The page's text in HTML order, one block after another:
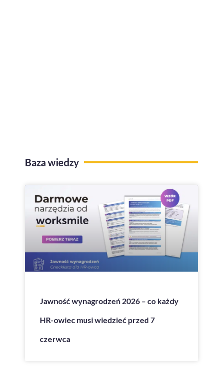
Baza wiedzy
Jawność wynagrodzeń 2026 – co każdy
HR-owiec musi wiedzieć przed 7
czerwca